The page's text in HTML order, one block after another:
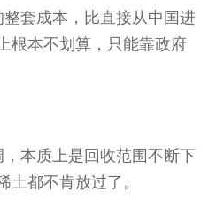
套成本，比直接从中国进
根本不划算，只能靠政府
本质上是回收范围不断下
土都不肯放过了。